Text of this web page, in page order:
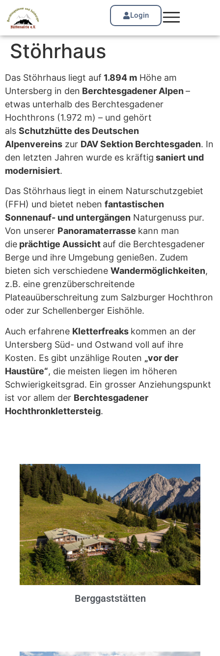
Login
Stöhrhaus
Das Stöhrhaus liegt auf 1.894 m Höhe am
Untersberg in den Berchtesgadener Alpen–
etwas unterhalb des Berchtesgadener
Hochthrons (1.972 m) – und gehört
als Schutzhütte des Deutschen
Alpenvereins zur DAV Sektion Berchtesgaden. In
den letzten Jahren wurde es kräftig saniert und
modernisiert.
Das Stöhrhaus liegt in einem Naturschutzgebiet
(FFH) und bietet neben fantastischen
Sonnenauf- und untergängen Naturgenuss pur.
Von unserer Panoramaterrasse kann man
die prächtige Aussicht auf die Berchtesgadener
Berge und ihre Umgebung genießen. Zudem
bieten sich verschiedene Wandermöglichkeiten,
z.B. eine grenzüberschreitende
Plateauüberschreitung zum Salzburger Hochthron
oder zur Schellenberger Eishöhle.
Auch erfahrene Kletterfreaks kommen an der
Untersberg Süd- und Ostwand voll auf ihre
Kosten. Es gibt unzählige Routen „vor der
Haustüre“, die meisten liegen im höheren
Schwierigkeitsgrad. Ein grosser Anziehungspunkt
ist vor allem der Berchtesgadener
Hochthronklettersteig.
Berggaststätten